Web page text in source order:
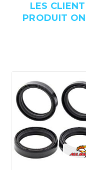
LES
PRODUIT